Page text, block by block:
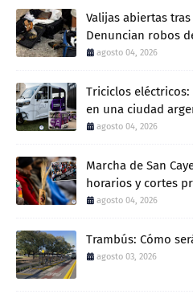
Valijas abiertas
Denuncian robos
agosto 04, 2026
Triciclos
en una ciudad
agosto 04, 2026
Marcha de San
horarios y cortes
agosto 04, 2026
Trambús: Cómo
agosto 03, 2026